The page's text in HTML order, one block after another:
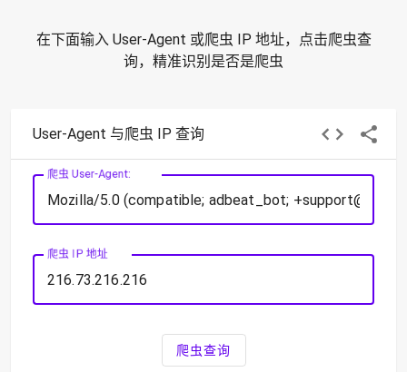
在下面输入 User-Agent 或爬虫 IP 地址，点击爬虫查
询，精准识别是否是爬虫
User-Agent 与爬虫 IP 查询
爬虫 User-Agent:
爬虫 IP 地址
爬虫查询